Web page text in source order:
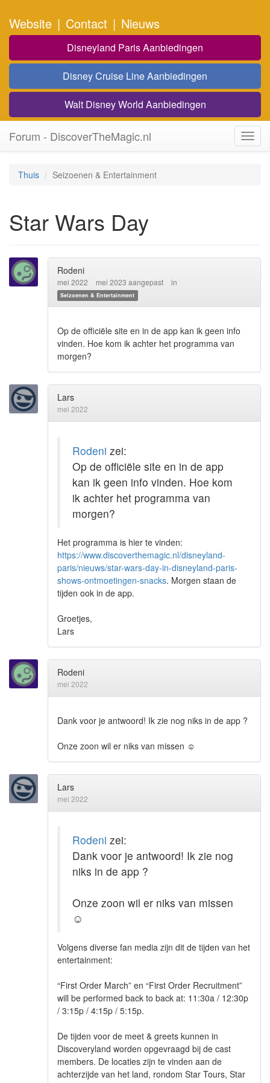
Website | Contact | Nieuws
Disneyland Paris Aanbiedingen
Disney Cruise Line Aanbiedingen
Walt Disney World Aanbiedingen
Forum - DiscoverTheMagic.nl
Thuis Seizoenen & Entertainment
Star Wars Day
Rodeni
mei 2022 mei 2023 aangepast in
Seizoenen & Entertainment
Op de officiële site en in de app kan ik geen info
vinden. Hoe kom ik achter het programma van
morgen?
Lars
mei 2022
Rodeni zei:
Op de officiële site en in de app
kan ik geen info vinden. Hoe kom
ik achter het programma van
morgen?
Het programma is hier te vinden:
https://www.discoverthemagic.nl/disneyland-
paris/nieuws/star-wars-day-in-disneyland-paris-
shows-ontmoetingen-snacks. Morgen staan de
tijden ook in de app.
Groetjes,
Lars
Rodeni
mei 2022
Dank voor je antwoord! Ik zie nog niks in de app ?
Onze zoon wil er niks van missen ☺
Lars
mei 2022
Rodeni zei:
Dank voor je antwoord! Ik zie nog
niks in de app ?
Onze zoon wil er niks van missen
☺
Volgens diverse fan media zijn dit de tijden van het
entertainment:
“First Order March” en “First Order Recruitment”
will be performed back to back at: 11:30a / 12:30p
/ 3:15p / 4:15p / 5:15p.
De tijden voor de meet & greets kunnen in
Discoveryland worden opgevraagd bij de cast
members. De locaties zijn te vinden aan de
achterzijde van het land, rondom Star Tours, Star